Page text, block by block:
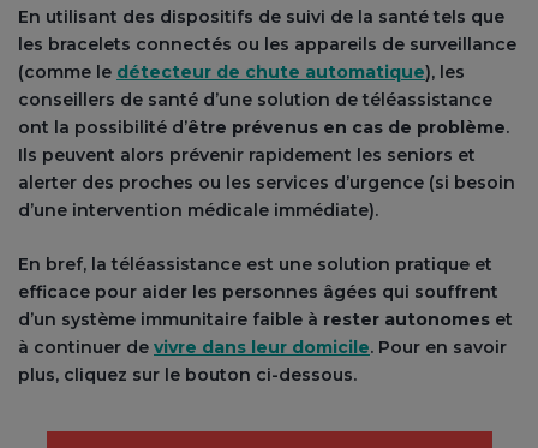
En utilisant des dispositifs de suivi de la santé tels que
les bracelets connectés ou les appareils de surveillance
(comme le détecteur de chute automatique), les
conseillers de santé d’une solution de téléassistance
ont la possibilité d’être prévenus en cas de problème.
Ils peuvent alors prévenir rapidement les seniors et
alerter des proches ou les services d’urgence (si besoin
d’une intervention médicale immédiate).
En bref, la téléassistance est une solution pratique et
efficace pour aider les personnes âgées qui souffrent
d’un système immunitaire faible à rester autonomes et
à continuer de vivre dans leur domicile. Pour en savoir
plus, cliquez sur le bouton ci-dessous.